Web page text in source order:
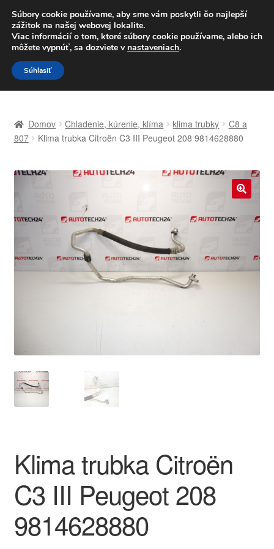
DOPRAVA od 6 EUR
Po–Pi 09:00–16:00 233 221 276
Preskočiť
na
navigáciu
Preskočiť
na
obsah
Celosvetová preprava
Môj účet
Platby
Reklamace
Reklamačný poriadok
Domov Chladenie, kúrenie, klíma klima trubky
C8 a
807
Klima trubka Citroën C3 III Peugeot 208 9814628880
Klima trubka Citroën
C3 III Peugeot 208
9814628880
Súbory cookie používame, aby sme vám poskytli čo najlepší
zážitok na našej webovej lokalite.
Viac informácií o tom, ktoré súbory cookie používame, alebo ich
môžete vypnúť, sa dozviete v nastaveniach.
Súhlasiť